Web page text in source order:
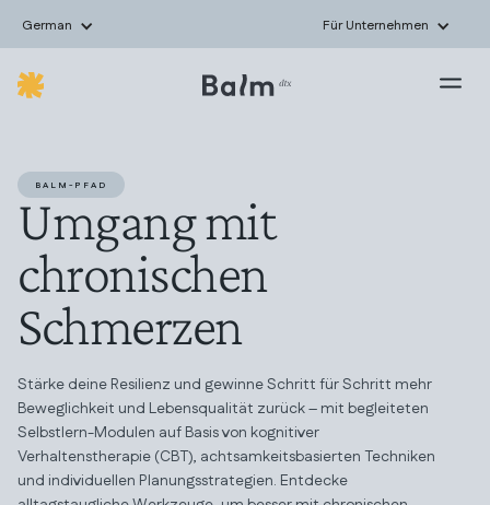
German Für Unternehmen
BALM-PFAD
Umgang mit
chronischen
Schmerzen
Stärke deine Resilienz und gewinne Schritt für Schritt mehr
Beweglichkeit und Lebensqualität zurück – mit begleiteten
Selbstlern-Modulen auf Basis von kognitiver
Verhaltenstherapie (CBT), achtsamkeitsbasierten Techniken
und individuellen Planungsstrategien. Entdecke